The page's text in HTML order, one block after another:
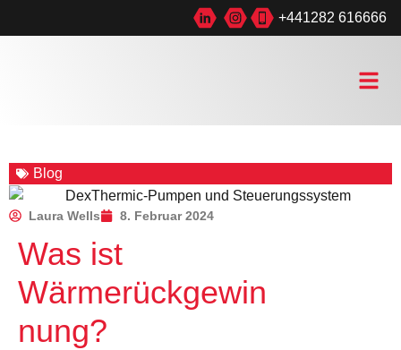
+441282 616666
Blog
Laura Wells 8. Februar 2024
Was ist
Wärmerückgewin
nung?